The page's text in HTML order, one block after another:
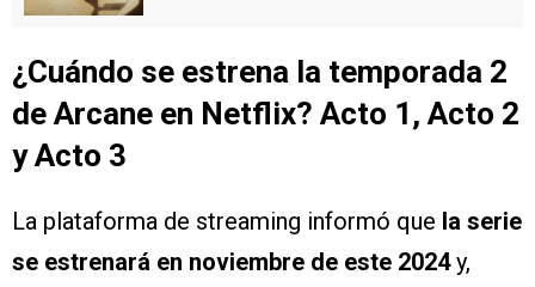
¿Cuándo se estrena la temporada 2
de Arcane en Netflix? Acto 1, Acto 2
y Acto 3
La plataforma de streaming informó que la serie
se estrenará en noviembre de este 2024y,